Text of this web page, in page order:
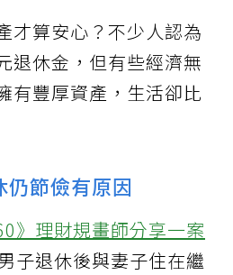
才算安心？不少人認為
退休金，但有些經濟無
有豐厚資產，生活卻比
仍節儉有原因
》理財規畫師分享一案
子退休後與妻子住在繼